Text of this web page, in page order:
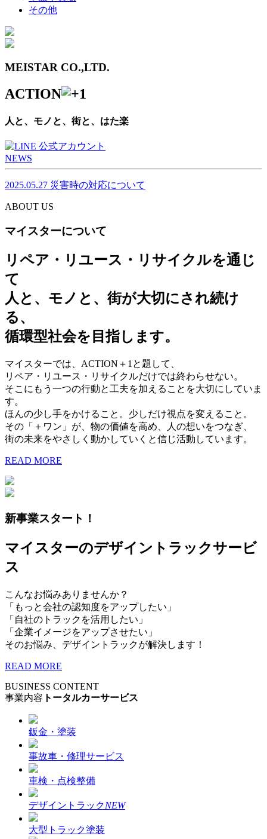
その他
MEISTAR CO.,LTD.
ACTION
人と、モノと、街と、はた楽
NEWS
2025.05.27 災害時の対応について
ABOUT US
マイスターについて
リペア・リユース・リサイクルを通じ
て
人と、モノと、街が大切にされ続け
る、
循環型社会を目指します。
マイスターでは、ACTION＋1と題して、
リペア・リユース・リサイクルだけでは終わらせない。
そこにもう一つの行動と工夫を加えることを大切にしていま
す。
ほんの少し手をかけること。少しだけ視点を変えること。
その「＋ワン」が、物の価値を高め、人の想いをつなぎ、
街の未来をやさしく動かしていくと信じ活動しています。
READ MORE
新事業スタート！
マイスターのデザイントラックサービ
ス
こんなお悩みありませんか？
「もっと会社の認知度をアップしたい」
「自社のトラックを活用したい」
「企業イメージをアップさせたい」
そのお悩み、デザイントラックが解決します！
READ MORE
BUSINESS CONTENT
事業内容 トータルカーサービス
鈑金・塗装
事故車・修理サービス
車検・点検整備
デザイントラックNEW
大型トラック塗装